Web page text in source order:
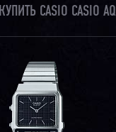
КУПИТЬ CASIO